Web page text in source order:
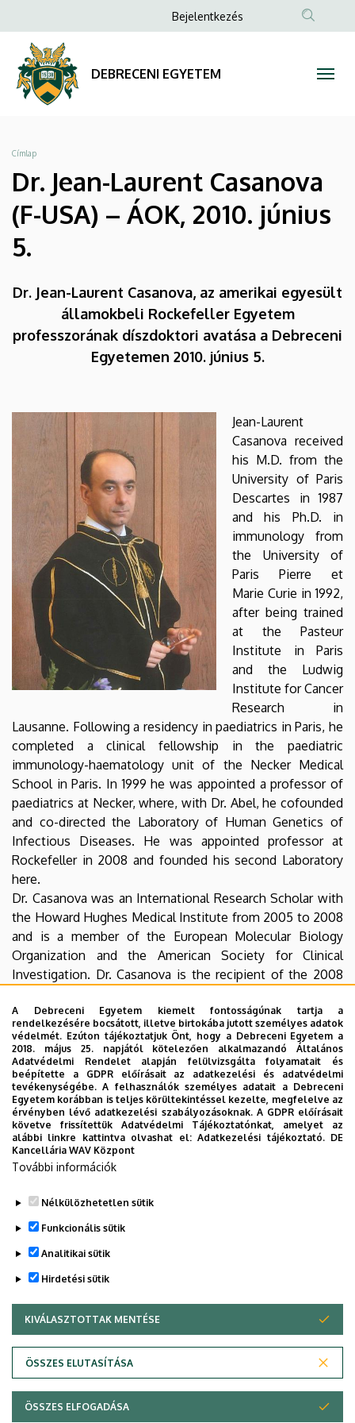
Jean-
Laurent
Casanova
(F-
USA)
–
ÁOK,
június
5.
DEBRECENI
EGYETEM
a
tartalomra
Anonim
menüje
Bejelentkezés
DEBRECENI EGYETEM
Morzsa
Címlap
Dr. Jean-Laurent Casanova
(F-USA) – ÁOK, 2010. június
5.
Dr. Jean-Laurent Casanova, az amerikai egyesült
államokbeli Rockefeller Egyetem
professzorának díszdoktori avatása a Debreceni
Egyetemen 2010. június 5.
Jean-Laurent
Casanova received
his M.D. from the
University of Paris
Descartes in 1987
and his Ph.D. in
immunology from
the University of
Paris Pierre et
Marie Curie in 1992,
after being trained
at the Pasteur
Institute in Paris
and the Ludwig
Institute for Cancer
Research in
Lausanne. Following a residency in paediatrics in Paris, he
completed a clinical fellowship in the paediatric
immunology-haematology unit of the Necker Medical
School in Paris. In 1999 he was appointed a professor of
paediatrics at Necker, where, with Dr. Abel, he cofounded
and co-directed the Laboratory of Human Genetics of
Infectious Diseases. He was appointed professor at
Rockefeller in 2008 and founded his second Laboratory
here.
Dr. Casanova was an International Research Scholar with
the Howard Hughes Medical Institute from 2005 to 2008
and is a member of the European Molecular Biology
Organization and the American Society for Clinical
Investigation. Dr. Casanova is the recipient of the 2008
Academies of Sciences and a Professor Lucien
Dautrebande Path physiology Foundation Prize from the
Belgian Royal Academy of Medicine in 2004. In 2009, he
received an honorary degree from the University of Zurich
and the Oswald Avery Award for Early Achievement from
the Infectious Disease Society of America. He was
awarded in May 2010 with the prestigious E. Mead
Johnson Award, given by the American Society for
Paediatric Research, to honour his clinical and laboratory
Legutóbb frissítve: 2021. 08. 18. 13:30
A Debreceni Egyetem kiemelt fontosságúnak tartja a
rendelkezésére bocsátott, illetve birtokába jutott személyes adatok
védelmét. Ezúton tájékoztatjuk Önt, hogy a Debreceni Egyetem a
2018. május 25. napjától kötelezően alkalmazandó Általános
Adatvédelmi Rendelet alapján felülvizsgálta folyamatait és
beépítette a GDPR előírásait az adatkezelési és adatvédelmi
tevékenységébe. A felhasználók személyes adatait a Debreceni
Egyetem korábban is teljes körültekintéssel kezelte, megfelelve az
érvényben lévő adatkezelési szabályozásoknak. A GDPR előírásait
követve frissítettük Adatvédelmi Tájékoztatónkat, amelyet az
alábbi linkre kattintva olvashat el:Adatkezelési tájékoztató. DE
Kancellária WAV Központ
További információk
Nélkülözhetetlen sütik
Funkcionális sütik
Analitikai sütik
Hirdetési sütik
KIVÁLASZTOTTAK MENTÉSE
ÖSSZES ELUTASÍTÁSA
WITHDRAW CONSENT
ÖSSZES ELFOGADÁSA